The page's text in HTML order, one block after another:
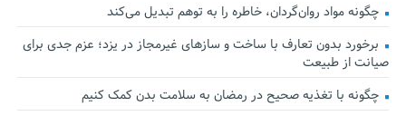
چگونه مواد روان‌گردان، خاطره را به توهم تبدیل می‌کند
برخورد بدون تعارف با ساخت‌ و سازهای غیرمجاز در یزد؛ عزم جدی برای
صیانت از طبیعت
چگونه با تغذیه صحیح در رمضان به سلامت بدن کمک کنیم